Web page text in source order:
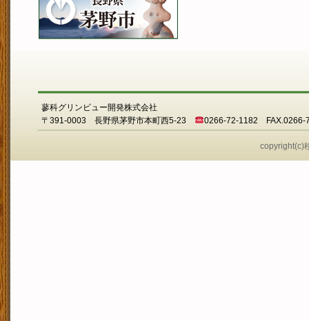
蓼科グリンビュー開発株式会社
〒391-0003 長野県茅野市本町西5-23
0266-72-1182 FAX.0266-
copyright(c)